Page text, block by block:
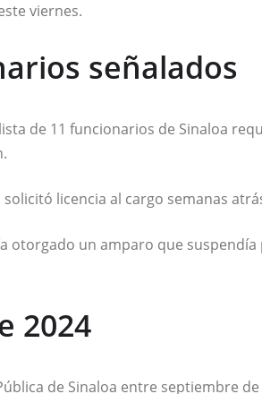
viernes.
señalados
de 11 funcionarios de Sinaloa
solicitó licencia al cargo semanas
otorgado un amparo que
2024
de Sinaloa entre septiembre